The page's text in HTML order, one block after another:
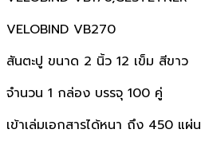
VELOBIND VB270
สันตะปู ขนาด 2 นิ้ว 12 เข็ม สีขาว
จำนวน 1 กล่อง บรรจุ 100 คู่
เข้าเล่มเอกสารได้หนา ถึง 450 แผ่น